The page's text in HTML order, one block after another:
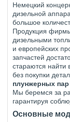
Немецкий
дизельной
большое
Продукция
дизельными
и европейских
запчастей
стараются
без покупки
плунжерных пар
Мы беремся за
гарантируя
Основные